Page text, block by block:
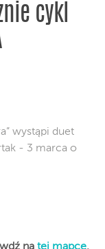
cykl
wystąpi duet
- 3 marca o